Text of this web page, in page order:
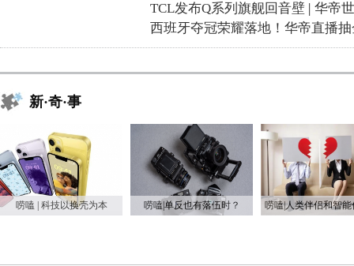
TCL发布Q系列旗舰回音壁 | 华帝
西班牙夺冠荣耀落地！华帝直播
新·奇·事
唠嗑 | 科技以换壳为本 唠嗑|单反也有落伍时？